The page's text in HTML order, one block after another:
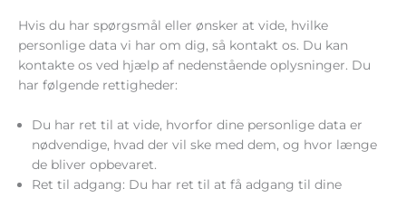
Hvis du har spørgsmål eller ønsker at vide, hvilke
personlige data vi har om dig, så kontakt os. Du kan
kontakte os ved hjælp af nedenstående oplysninger. Du
har følgende rettigheder:
Du har ret til at vide, hvorfor dine personlige data er
nødvendige, hvad der vil ske med dem, og hvor længe
de bliver opbevaret.
Ret til adgang: Du har ret til at få adgang til dine